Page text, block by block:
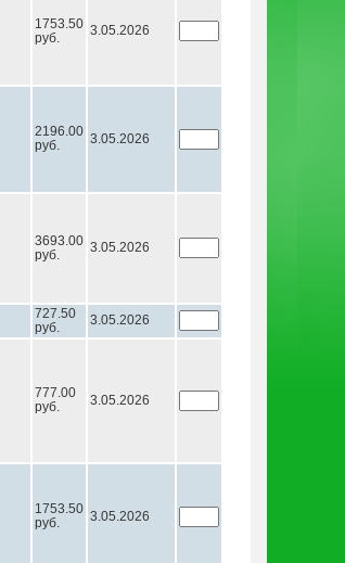
1753.50
руб.
3.05.2026
2196.00
руб.
3.05.2026
3693.00
руб.
3.05.2026
727.50
руб.
3.05.2026
777.00
руб.
3.05.2026
1753.50
руб.
3.05.2026